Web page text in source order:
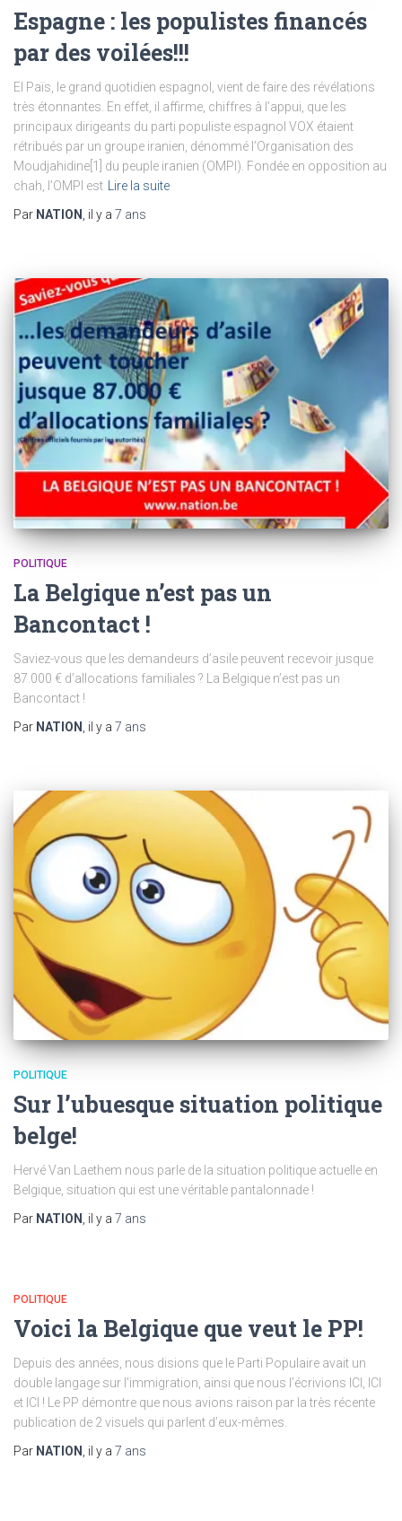
Espagne : les populistes financés
par des voilées!!!
El Païs, le grand quotidien espagnol, vient de faire des révélations
très étonnantes. En effet, il affirme, chiffres à l’appui, que les
principaux dirigeants du parti populiste espagnol VOX étaient
rétribués par un groupe iranien, dénommé l’Organisation des
Moudjahidine[1] du peuple iranien (OMPI). Fondée en opposition au
chah, l’OMPI est
Lire la suite
Par NATION , il y a 7 ans
POLITIQUE
La Belgique n’est pas un
Bancontact !
Saviez-vous que les demandeurs d’asile peuvent recevoir jusque
87.000 € d’allocations familiales ? La Belgique n’est pas un
Bancontact !
Par NATION , il y a 7 ans
POLITIQUE
Sur l’ubuesque situation politique
belge!
Hervé Van Laethem nous parle de la situation politique actuelle en
Belgique, situation qui est une véritable pantalonnade !
Par NATION , il y a 7 ans
POLITIQUE
Voici la Belgique que veut le PP!
Depuis des années, nous disions que le Parti Populaire avait un
double langage sur l’immigration, ainsi que nous l’écrivions ICI, ICI
et ICI ! Le PP démontre que nous avions raison par la très récente
publication de 2 visuels qui parlent d’eux-mêmes.
Par NATION , il y a 7 ans